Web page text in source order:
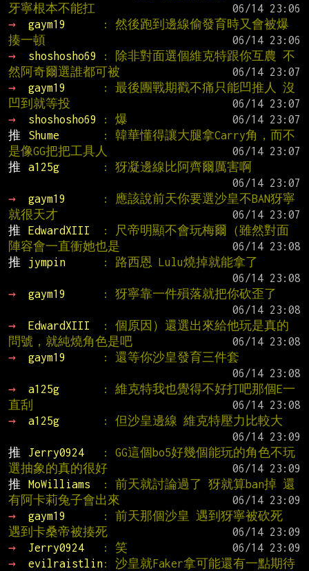
牙寧根本不能扛
→
gaym19
: 然後跑到邊線偷發育時又會被爆
揍一頓
→
shoshosho69
: 除非對面選個維克特跟你互農 不
然阿奇爾選誰都可被
→
gaym19
: 最後團戰期戳不痛只能凹推人 沒
凹到就等投
→
shoshosho69 : 爆
推
Shume
: 韓華懂得讓大腿拿Carry角，而不
是像GG把把工具人
推
a125g
: 犽凝邊線比阿齊爾厲害啊
→
gaym19
: 應該說前天你要選沙皇不BAN犽寧
就很天才
推
EdwardXIII
: 尺帝明顯不會玩梅爾（雖然對面
陣容會一直衝她也是
推
jympin
: 路西恩 Lulu燒掉就能拿了
→
gaym19
: 犽寧靠一件殞落就把你砍歪了
→
EdwardXIII
: 個原因）還選出來給他玩是真的
問號，就純燒角色是吧
→
gaym19
: 還等你沙皇發育三件套
→
a125g
: 維克特我也覺得不好打吧那個E一
直刮
→
a125g
: 但沙皇邊線 維克特壓力比較大
推
Jerry0924
: GG這個bo5好幾個能玩的角色不玩
選抽象的真的很好
推
MoWilliams
: 前天就討論過了 犽就算ban掉 還
有阿卡莉兔子會出來
→
gaym19
: 前天那個沙皇 遇到犽寧被砍死
遇到卡桑帝被揍死
→
Jerry0924 : 笑
→
evilraistlin: 沙皇就Faker拿可能還有一點期待